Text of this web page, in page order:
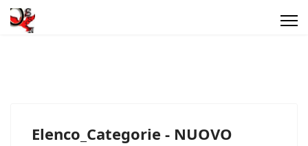
Elenco_Categorie - NUOVO